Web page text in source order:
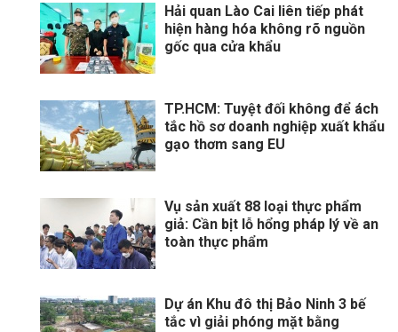
Hải quan Lào Cai liên tiếp phát
hiện hàng hóa không rõ nguồn
gốc qua cửa khẩu
TP.HCM: Tuyệt đối không để ách
tắc hồ sơ doanh nghiệp xuất khẩu
gạo thơm sang EU
Vụ sản xuất 88 loại thực phẩm
giả: Cần bịt lỗ hổng pháp lý về an
toàn thực phẩm
Dự án Khu đô thị Bảo Ninh 3 bế
tắc vì giải phóng mặt bằng